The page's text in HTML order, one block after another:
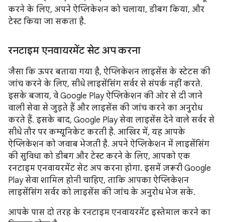
करने के लिए, अपने ऐप्लिकेशन को चलाया, डीबग किया, और
टेस्ट किया जा सकता है.
रनटाइम एनवायरमेंट सेट अप करना
जैसा कि ऊपर बताया गया है, ऐप्लिकेशन लाइसेंस के स्टेटस की
जांच करने के लिए, सीधे लाइसेंसिंग सर्वर से संपर्क नहीं करते.
इसके बजाय, वे Google Play ऐप्लिकेशन की ओर से दी जाने
वाली सेवा से जुड़ते हैं और लाइसेंस की जांच करने का अनुरोध
करते हैं. इसके बाद, Google Play सेवा लाइसेंस देने वाले सर्वर से
सीधे तौर पर कम्यूनिकेट करती है. आखिर में, यह आपके
ऐप्लिकेशन को जवाब भेजती है. अपने ऐप्लिकेशन में लाइसेंसिंग
की सुविधा को डीबग और टेस्ट करने के लिए, आपको एक
रनटाइम एनवायरमेंट सेट अप करना होगा. इसमें ज़रूरी Google
Play सेवा शामिल होनी चाहिए, ताकि आपका ऐप्लिकेशन
लाइसेंसिंग सर्वर को लाइसेंस की जांच के अनुरोध भेज सके.
आपके पास दो तरह के रनटाइम एनवायरमेंट इस्तेमाल करने का